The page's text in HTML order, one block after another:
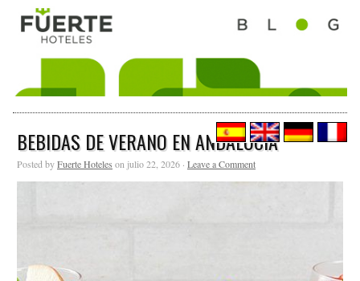
BEBIDAS DE VERANO EN ANDALUCÍA
Posted byFuerte Hoteles on julio 22, 2026 · Leave a Comment